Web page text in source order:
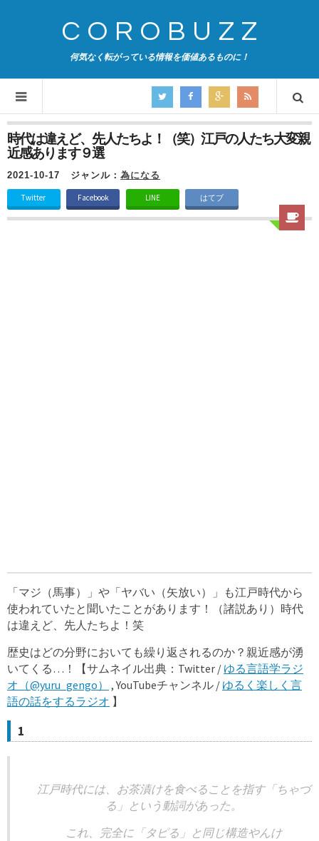
COROBUZZ
何気なく転がっている情報を価値あるものに！
時代は違えど、先人たちよ！（笑）江戸の人たち大変親
近感あります９選
2021-10-17 ジャンル： 為になる
Twitter Facebook LINE はてブ
「マジ（馬事）」や「ヤバい（矢放い）」も江戸時代から
使われていたと聞いたことがあります！（諸説あり）時代
は違えど、先人たちよ！笑
歴史はどの分野においても繰り返されるのか？親近感が湧
いてくる…！【サムネイル出典：Twitter / ゆる言語学ラジ
オ（@yuru_gengo）
, YouTubeチャンネル / ゆるく楽しく言
語の話をするラジオ 】
1
江戸時代には、お茶漬けを食べることを指す「ちゃづ
る」という動詞があった。
これ、完全に「タピる」と同じ構造やんけ